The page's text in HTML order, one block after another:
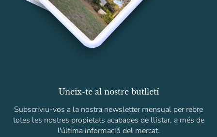
Uneix-te al nostre butlletí
Subscriviu-vos a la nostra newsletter mensual per rebre
totes les nostres propietats acabades de llistar, a més de
l'última informació del mercat.